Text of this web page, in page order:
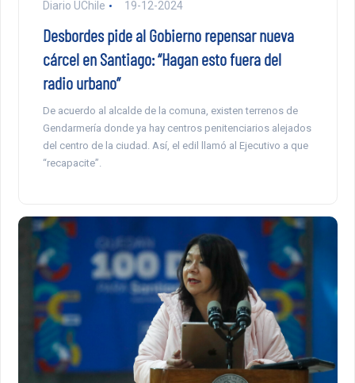
Diario UChile 19-12-2024
Desbordes pide al Gobierno repensar nueva
cárcel en Santiago: “Hagan esto fuera del
radio urbano”
De acuerdo al alcalde de la comuna, existen terrenos de
Gendarmería donde ya hay centros penitenciarios alejados
del centro de la ciudad. Así, el edil llamó al Ejecutivo a que
“recapacite”.